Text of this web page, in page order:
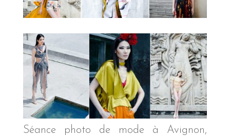
Séance photo de mode à Avignon,